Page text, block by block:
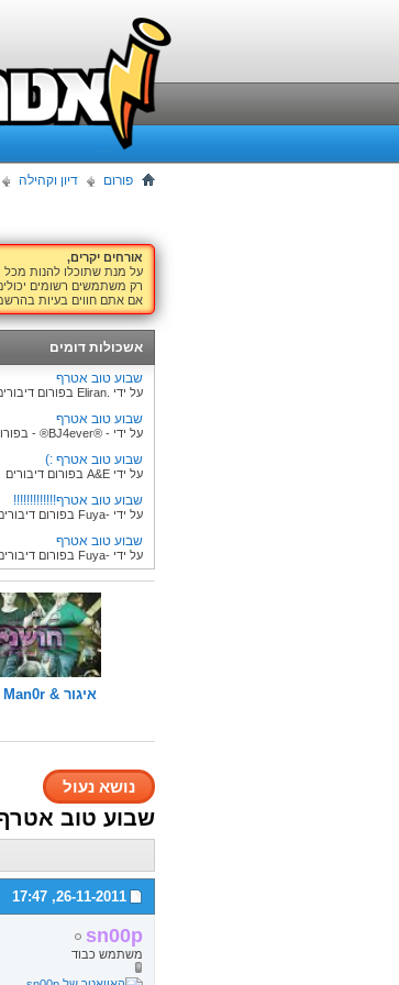
פורום דיון וקהילה
אורחים יקרים,
על מנת שתוכלו להנות מכל
רק משתמשים רשומים
אם אתם חווים בעיות
אשכולות דומים
שבוע טוב אטרף
על ידי .Eliran בפורום דיבורים
שבוע טוב אטרף
על ידי - ®BJ4ever® - בפורום דיבורים
שבוע טוב אטרף :)
על ידי A&E בפורום דיבורים
שבוע טוב אטרף!!!!!!!!!!!!!
על ידי -Fuya בפורום דיבורים
שבוע טוב אטרף
על ידי -Fuya בפורום דיבורים
איגור & Man0r - חושני
נושא נעול
שבוע טוב
26-11-2011,
17:47
sn00p
משתמש כבוד